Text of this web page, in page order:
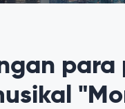
para